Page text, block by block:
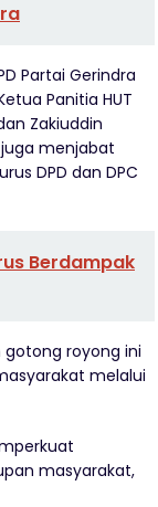
Partai Gerindra
Panitia HUT
Zakiuddin
juga menjabat
DPD dan DPC
Berdampak
royong ini
melalui
masyarakat,